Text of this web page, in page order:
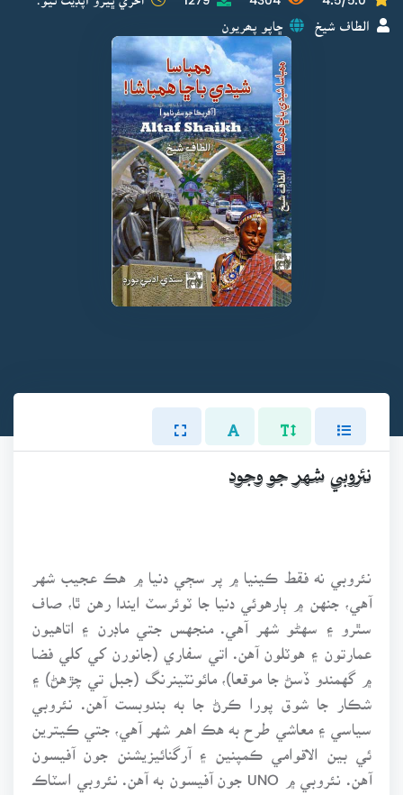
الطاف شيخ ڇاپو پھريون
نئروبي شهر جو وجود
نئروبي نه فقط ڪينيا ۾ پر سڄي دنيا ۾ هڪ عجيب شهر
آهي، جنهن ۾ ٻارهوئي دنيا جا ٽوئرسٽ ايندا رهن ٿا، صاف
سٿرو ۽ سهڻو شهر آهي. منجهس جتي ماڊرن ۽ اتاهيون
عمارتون ۽ هوٽلون آهن. اتي سفاري (جانورن کي کلي فضا
۾ گهمندو ڏسڻ جا موقعا)، مائونٽينرنگ (جبل تي چڙهڻ) ۽
شڪار جا شوق پورا ڪرڻ جا به بندوبست آهن. نئروبي
سياسي ۽ معاشي طرح به هڪ اهم شهر آهي، جتي ڪيترين
ئي بين الاقوامي ڪمپنين ۽ آرگنائيزيشنن جون آفيسون
آهن. نئروبي ۾ UNO جون آفيسون به آهن. نئروبي اسٽاڪ